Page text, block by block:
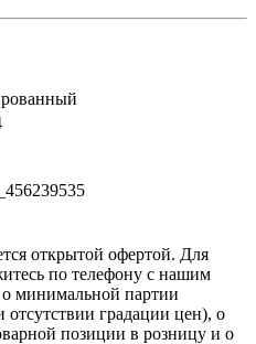
открытой офертой. Для
по телефону с нашим
минимальной партии
градации цен), о
позиции в розницу и о